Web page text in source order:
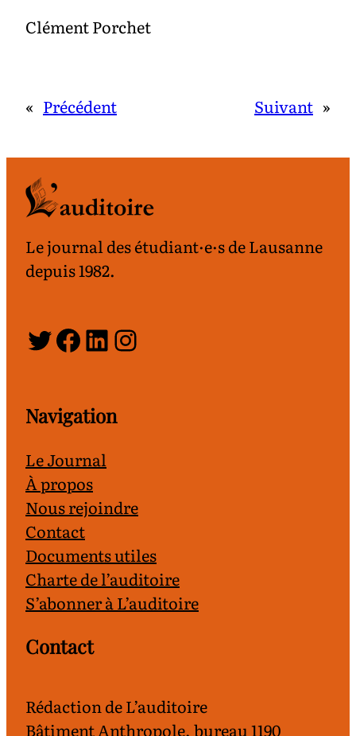
Clément Porchet
« Précédent Suivant »
Le journal des étudiant·e·s de Lausanne
depuis 1982.
Twitter
Facebook
LinkedIn
Instagram
Navigation
Le Journal
À propos
Nous rejoindre
Contact
Documents utiles
Charte de l’auditoire
S’abonner à L’auditoire
Contact
Rédaction de L’auditoire
Bâtiment Anthropole, bureau 1190